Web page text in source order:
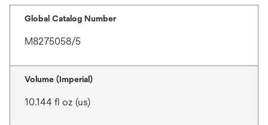
Global Catalog Number
M8275058/5
Volume (Imperial)
10.144 fl oz (us)